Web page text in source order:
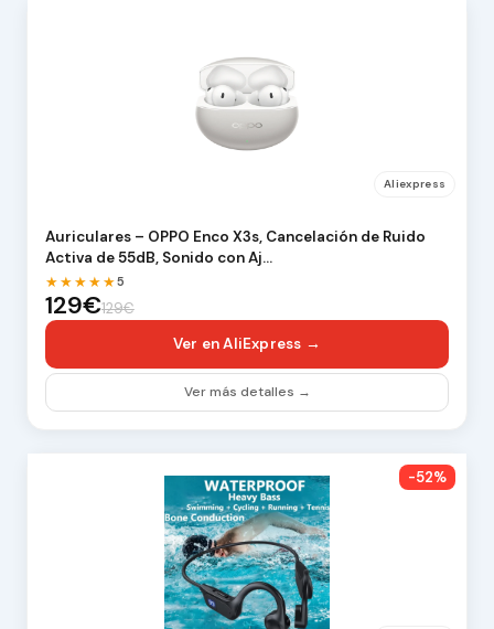
Aliexpress
Auriculares – OPPO Enco X3s, Cancelación de Ruido
Activa de 55dB, Sonido con Aj…
★★★★★5
129€129€
Ver en AliExpress →
Ver más detalles →
-52%